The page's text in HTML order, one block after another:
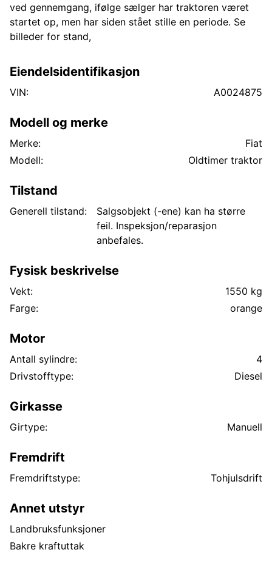
ved gennemgang, ifølge sælger har traktoren været
startet op, men har siden stået stille en periode. Se
billeder for stand,
Eiendelsidentifikasjon
VIN: A0024875
Modell og merke
Merke:
Fiat
Modell:
Oldtimer traktor
Tilstand
Generell tilstand:
Salgsobjekt (-ene) kan ha større
feil. Inspeksjon/reparasjon
anbefales.
Fysisk beskrivelse
Vekt:
1550 kg
Farge:
orange
Motor
Antall sylindre:
4
Drivstofftype:
Diesel
Girkasse
Girtype: Manuell
Fremdrift
Fremdriftstype: Tohjulsdrift
Annet utstyr
Landbruksfunksjoner
Bakre kraftuttak